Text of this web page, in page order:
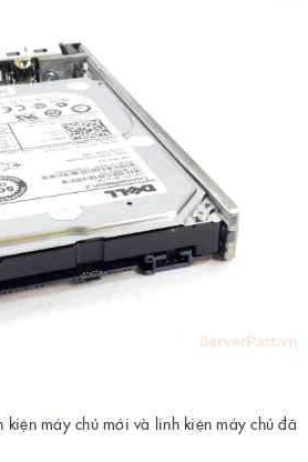
kiện máy chủ mới và linh kiện máy chủ đã